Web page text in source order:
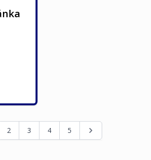
si prohlížíte stránku
Stránka
2 Stránka
3 Stránka
4 Stránka
5 Stránka